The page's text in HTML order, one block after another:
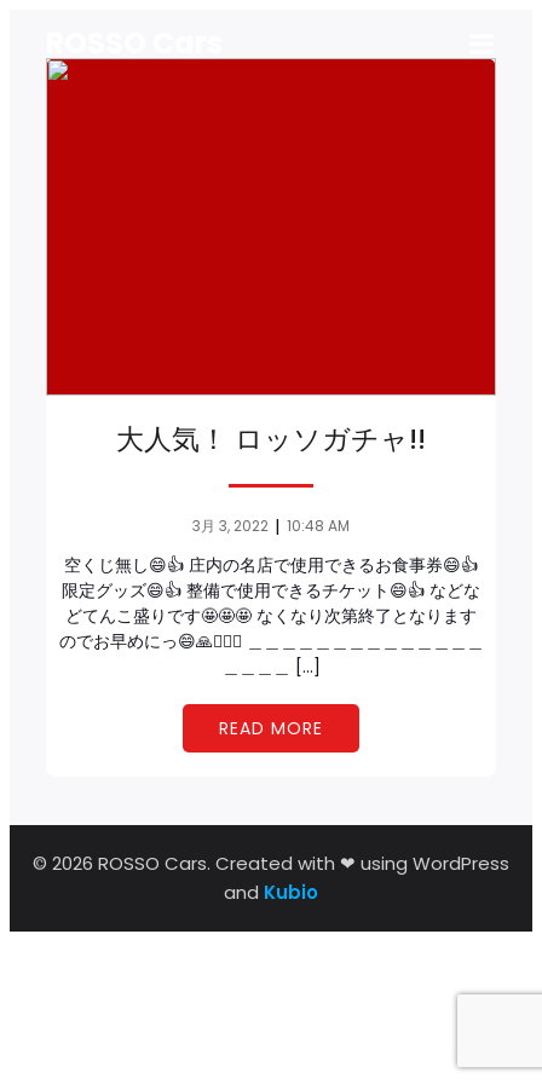
大人気！ ロッソガチャ!!
3月 3, 2022 | 10:48 AM
空くじ無し😄👍 庄内の名店で使用できるお食事券😄👍
限定グッズ😄👍 整備で使用できるチケット😄👍 などな
どてんこ盛りです🤩🤩🤩 なくなり次第終了となります
のでお早めにっ😄🙏🙇🏻‍♂️ ＿＿＿＿＿＿＿＿＿＿＿＿＿＿
＿＿＿＿ […]
READ MORE
© 2026 ROSSO Cars. Created with ❤ using WordPress
and Kubio